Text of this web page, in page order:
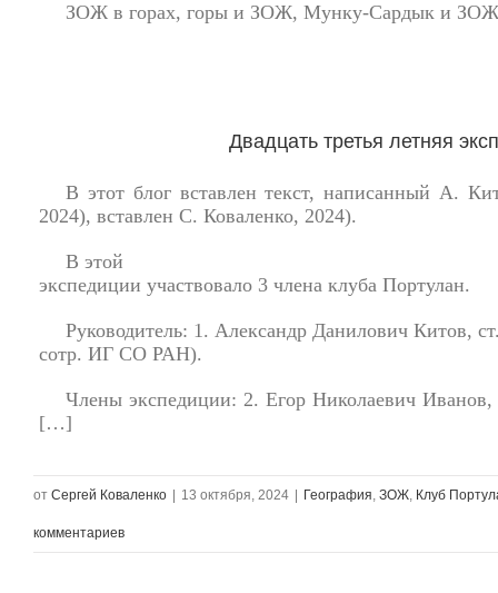
ЗОЖ в горах, горы и ЗОЖ, Мунку-Сардык и ЗОЖ,
Двадцать третья летняя
В этот блог вставлен текст, написанный А.
2024), вставлен С. Коваленко, 2024).
В этой
экспедиции участвовало 3 члена клуба Портулан.
Руководитель: 1. Александр Данилович Китов,
сотр. ИГ СО РАН).
Члены экспедиции: 2. Егор Николаевич
[…]
от Сергей Коваленко 13 октября, 2024 География, ЗОЖ, Клуб
комментариев